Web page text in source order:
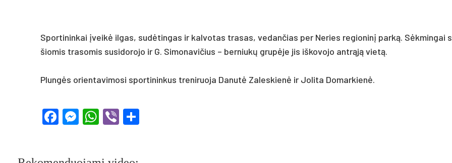
Spor­ti­nin­kai įveikė il­gas, su­dėtin­gas ir kal­vo­tas tra­sas, ve­dan­čias per Ne­ries re­gio­ninį par­ką. Sėkmin­gai
šio­mis tra­so­mis su­si­do­ro­jo ir G. Si­mo­na­vi­čius – ber­niukų grupė­je jis iš­ko­vo­jo ant­rąją vietą.
Plungės orien­ta­vi­mo­si spor­ti­nin­kus tre­ni­ruo­ja Da­nutė Za­les­kienė ir Jo­li­ta Do­mar­kienė.
Facebook
Messenger
WhatsApp
Viber